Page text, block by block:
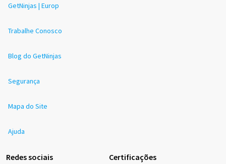
GetNinjas | Europ
Trabalhe Conosco
Blog do GetNinjas
Segurança
Mapa do Site
Ajuda
Redes sociais Certificações